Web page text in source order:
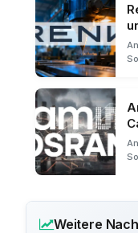
Weitere